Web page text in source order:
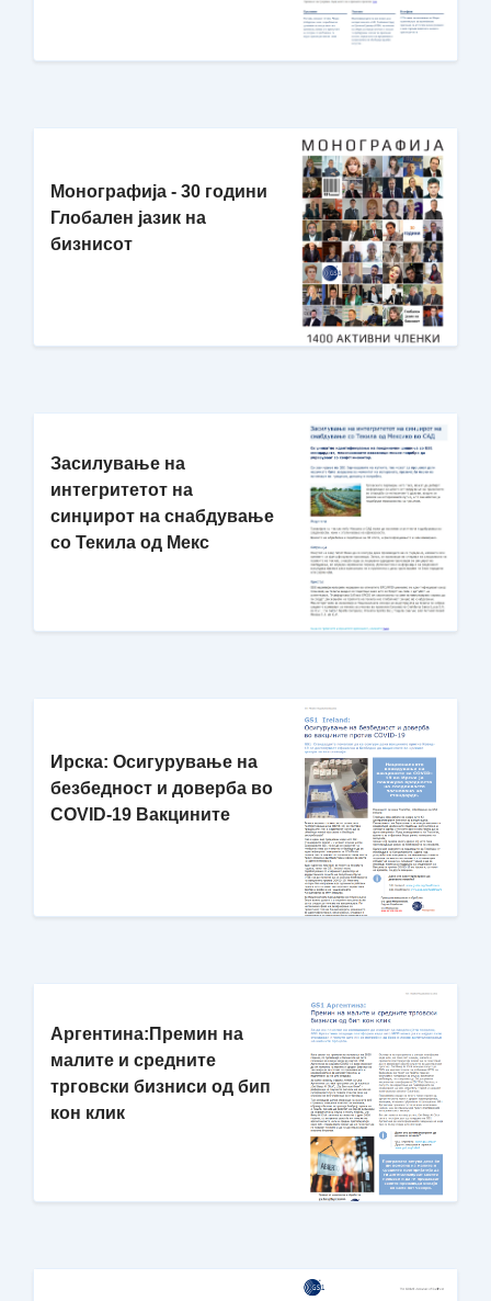
Монографија - 30 години
Глобален јазик на
бизнисот
Засилување на
интегритетот на
синџирот на снабдување
со Текила од Мекс
Ирска: Осигурување на
безбедност и доверба во
COVID-19 Вакцините
Аргентина:Премин на
малите и средните
трговски бизниси од бип
кон клик